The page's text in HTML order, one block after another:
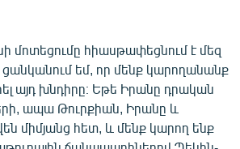
մոտեցումը հիասթափեցնում է մեզ
ցանկանում եմ, որ մենք կարողանանք
այդ խնդիրը։ Եթե Իրանը դրական
ապա Թուրքիան, Իրանը և
միմյանց հետ, և մենք կարող ենք